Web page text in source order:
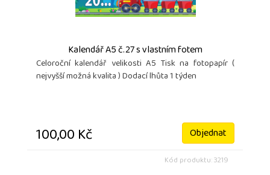
Kalendář A5 č.27 s vlastním fotem
Celoroční kalendář velikosti A5 Tisk na fotopapír (
nejvyšší možná kvalita ) Dodací lhůta 1 týden
100,00 Kč Objednat
Kód produktu: 3219